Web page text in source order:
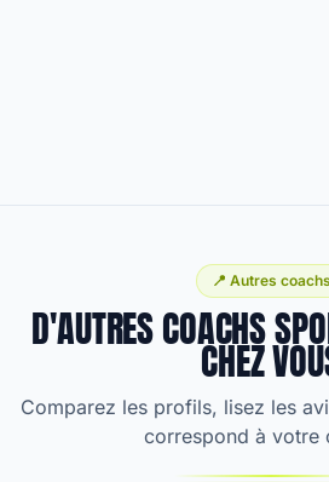
📍 Autres coachs
D'AUTRES COACHS
CHEZ
Comparez les profils, lisez les
correspond à votre